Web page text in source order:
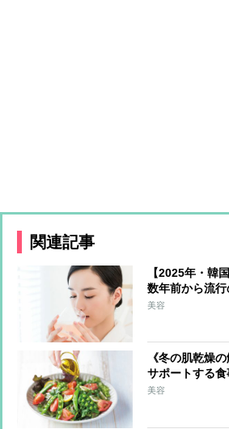
関連記事
【2025年・韓
数年前から流
メ」が日本上
美容
《冬の肌乾燥
サポートする
の油脂を」「外
美容